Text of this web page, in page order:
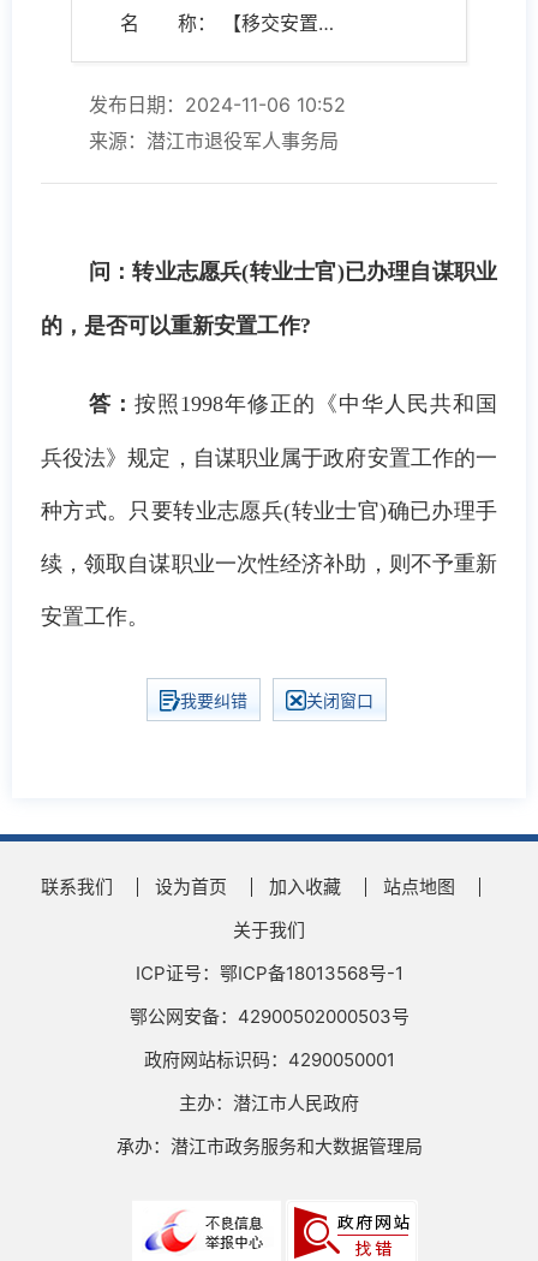
名 称： 【移交安置】转业志愿兵(转业士官)已办理自谋职业的，是否可以重新安置工作?
发布日期：2024-11-06 10:52
来源：潜江市退役军人事务局
问：转业志愿兵(转业士官)已办理自谋职业
的，是否可以重新安置工作?
答： 按照1998年修正的《中华人民共和国
兵役法》规定，自谋职业属于政府安置工作的一
种方式。只要转业志愿兵(转业士官)确已办理手
续，领取自谋职业一次性经济补助，则不予重新
安置工作。
我要纠错 关闭窗口
联系我们 设为首页 加入收藏
站点地图
关于我们
ICP证号：鄂ICP备18013568号-1
鄂公网安备：42900502000503号
政府网站标识码：4290050001
主办：潜江市人民政府
承办：潜江市政务服务和大数据管理局